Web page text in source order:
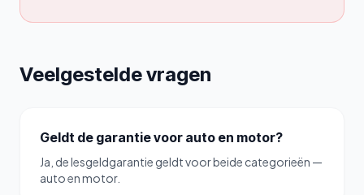
Veelgestelde vragen
Geldt de garantie voor auto en motor?
Ja, de lesgeldgarantie geldt voor beide categorieën —
auto en motor.